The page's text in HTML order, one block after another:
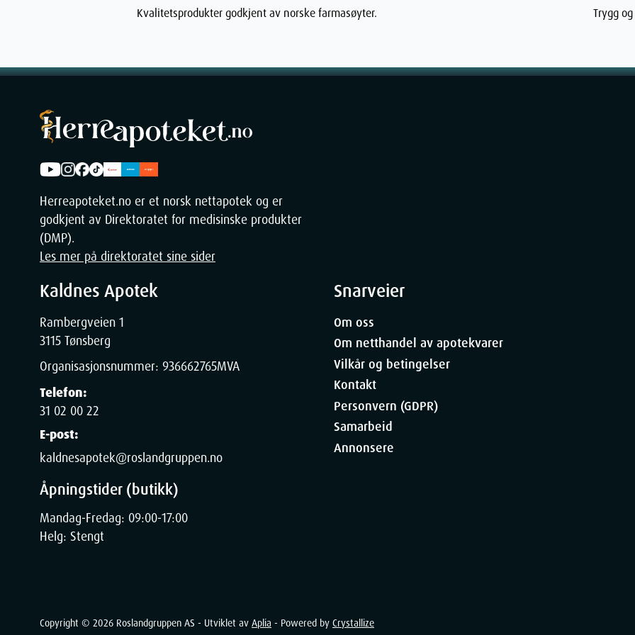
Weight 63g
Kvalitetsprodukter godkjent av norske farmasøyter. Trygg
Herreapoteket.no er et norsk nettapotek og er
godkjent av Direktoratet for medisinske produkter
(DMP).
Les mer på direktoratet sine sider
Kaldnes Apotek
Rambergveien 1
3115 Tønsberg
Organisasjonsnummer: 936662765MVA
Telefon:
31 02 00 22
E-post:
kaldnesapotek@roslandgruppen.no
Åpningstider (butikk)
Mandag-Fredag: 09:00-17:00
Helg: Stengt
Snarveier
Om oss
Om netthandel av apotekvarer
Vilkår og betingelser
Kontakt
Personvern (GDPR)
Samarbeid
Annonsere
Copyright © 2026 Roslandgruppen AS - Utviklet av Aplia - Powered by Crystallize